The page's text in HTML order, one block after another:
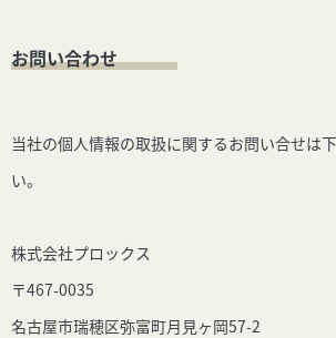
お問い合わせ
当社の個人情報の取扱に関するお問い合せは
い。
株式会社プロックス
〒467-0035
名古屋市瑞穂区弥富町月見ヶ岡57-2